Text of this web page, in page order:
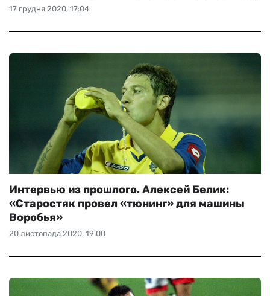
17 грудня 2020, 17:04
20 листопада 2020, 19:00
Интервью из прошлого. Алексей Белик:
«Старостяк провел «тюнинг» для машины
Воробья»